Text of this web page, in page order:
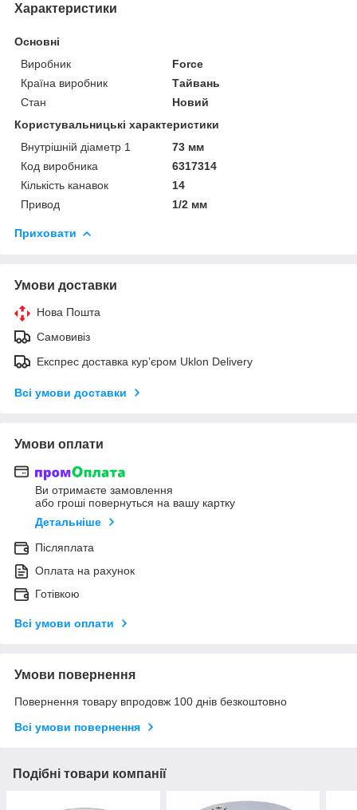
Характеристики
Основні
Виробник
Force
Країна виробник
Тайвань
Стан
Новий
Користувальницькі характеристики
Внутрішній діаметр 1
73 мм
Код виробника
6317314
Кількість канавок
14
Привод
1/2 мм
Приховати
Умови доставки
Нова Пошта
Самовивіз
Експрес доставка кур’єром Uklon Delivery
Всі умови доставки
Умови оплати
Ви отримаєте замовлення
або гроші повернуться на вашу картку
Детальніше
Післяплата
Оплата на рахунок
Готівкою
Всі умови оплати
Умови повернення
Повернення товару впродовж 100 днів безкоштовно
Всі умови повернення
Подібні товари компанії